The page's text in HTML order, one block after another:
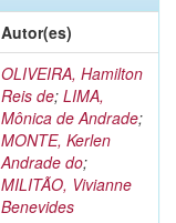
Autor(es)
OLIVEIRA, Hamilton
Reis de; LIMA,
Mônica de Andrade;
MONTE, Kerlen
Andrade do;
MILITÃO, Vivianne
Benevides